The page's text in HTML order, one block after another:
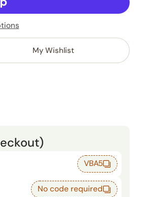
My Wishlist
VBA5
No code required